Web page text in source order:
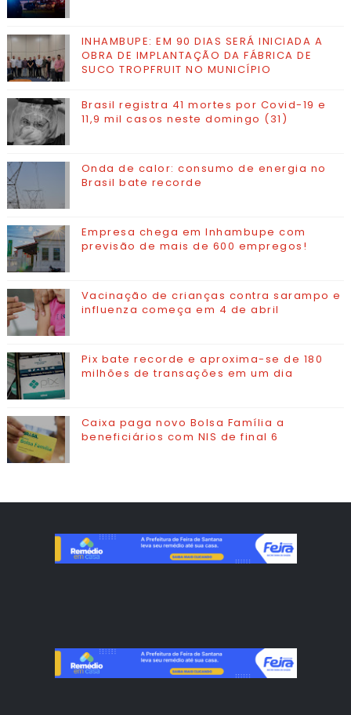
INHAMBUPE: EM 90 DIAS SERÁ INICIADA A
OBRA DE IMPLANTAÇÃO DA FÁBRICA DE
SUCO TROPFRUIT NO MUNICÍPIO
Brasil registra 41 mortes por Covid-19 e
11,9 mil casos neste domingo (31)
Onda de calor: consumo de energia no
Brasil bate recorde
Empresa chega em Inhambupe com
previsão de mais de 600 empregos!
Vacinação de crianças contra sarampo e
influenza começa em 4 de abril
Pix bate recorde e aproxima-se de 180
milhões de transações em um dia
Caixa paga novo Bolsa Família a
beneficiários com NIS de final 6